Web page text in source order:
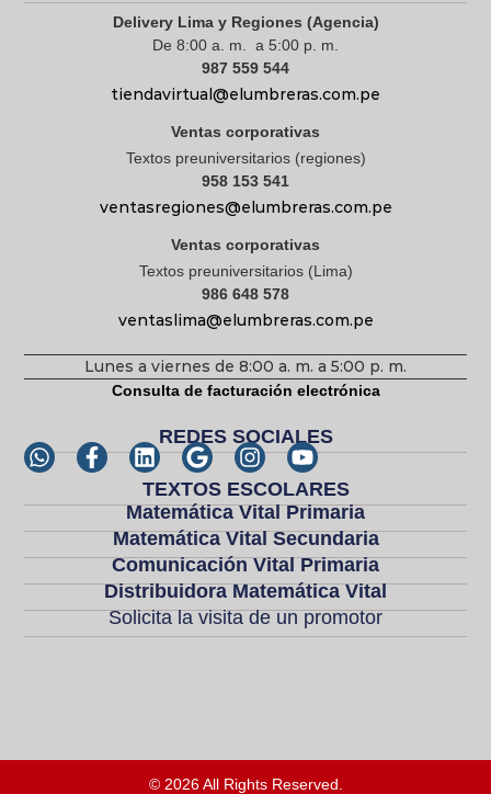
Delivery Lima y Regiones (Agencia)
De 8:00 a. m. a 5:00 p. m.
987 559 544
tiendavirtual@elumbreras.com.pe
Ventas corporativas
Textos preuniversitarios (regiones)
958 153 541
ventasregiones@elumbreras.com.pe
Ventas corporativas
Textos preuniversitarios (Lima)
986 648 578
ventaslima@elumbreras.com.pe
Lunes a viernes de 8:00 a. m. a 5:00 p. m.
Consulta de facturación electrónica
REDES SOCIALES
TEXTOS ESCOLARES
Matemática Vital Primaria
Matemática Vital Secundaria
Comunicación Vital Primaria
Distribuidora Matemática Vital
Solicita la visita de un promotor
© 2026 All Rights Reserved.